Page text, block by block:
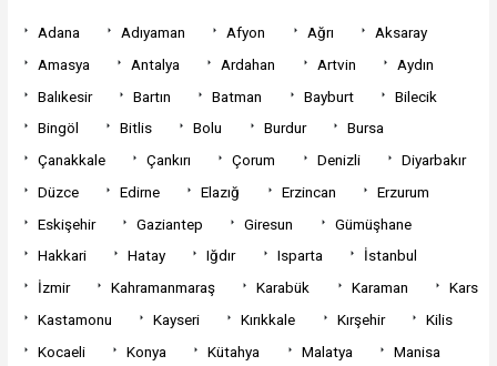
Adana Adıyaman Afyon Ağrı
Aksaray
Amasya
Antalya Ardahan Artvin
Aydın
Balıkesir
Bartın Batman Bayburt
Bilecik
Bingöl
Bitlis Bolu Burdur
Bursa
Çanakkale
Çankırı Çorum Denizli
Diyarbakır
Düzce
Edirne Elazığ Erzincan
Erzurum
Eskişehir
Gaziantep Giresun
Gümüşhane
Hakkari
Hatay Iğdır Isparta
İstanbul
İzmir
Kahramanmaraş Karabük Karaman
Kars
Kastamonu
Kayseri Kırıkkale Kırşehir
Kilis
Kocaeli
Konya Kütahya Malatya
Manisa